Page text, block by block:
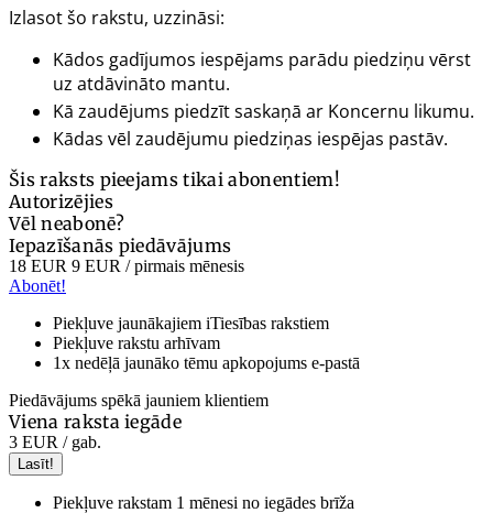
Izlasot šo rakstu, uzzināsi:
Kādos gadījumos iespējams parādu piedziņu vērst
uz atdāvināto mantu.
Kā zaudējums piedzīt saskaņā ar Koncernu likumu.
Kādas vēl zaudējumu piedziņas iespējas pastāv.
Šis raksts pieejams tikai abonentiem!
Autorizējies
Vēl neabonē?
Iepazīšanās piedāvājums
18 EUR 9 EUR / pirmais mēnesis
Abonēt!
Piekļuve jaunākajiem iTiesības rakstiem
Piekļuve rakstu arhīvam
1x nedēļā jaunāko tēmu apkopojums e-pastā
Piedāvājums spēkā jauniem klientiem
Viena raksta iegāde
3 EUR / gab.
Lasīt!
Piekļuve rakstam 1 mēnesi no iegādes brīža